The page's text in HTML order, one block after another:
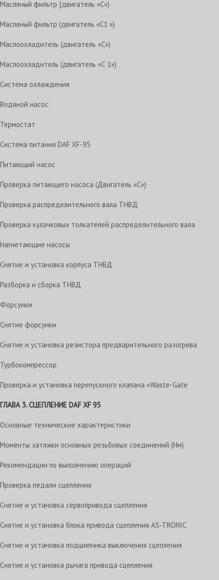
Масляный фильтр {двигатель «С»)
Масляный фильтр (двигатель «С1 »)
Маслоохладитель (двигатель «С»)
Маслоохладитель (двигатель «С 1»)
Система охлаждения
Водяной насос
Термостат
Система питания DAF XF-95
Питающий насос
Проверка питающего насоса (Двигатель «С»)
Проверка распределительного вала ТНВД
Проверка кулачковых толкателей распределительного вала
Нагнетающие насосы
Снятие и установка корпуса ТНВД
Разборка и сборка ТНВД
Форсунки
Снятие форсунки
Снятие и установка резистора предварительного разогрева
Турбокомпрессор
Проверка и установка перепускного клапана «Waste-Gate
ГЛАВА 3. СЦЕПЛЕНИЕ DAF XF 95
Основные технические характеристики
Моменты затяжки основных резьбовых соединений (Нм)
Рекомендации по выполнению операций
Проверка педали сцепления
Снятие и установка сервопривода сцепления
Снятие и установка блока привода сцепления AS-TRONIC
Снятие и установка подшипника выключения сцепления
Снятие и установка рычага привода сцепления